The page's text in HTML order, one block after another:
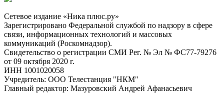
Сетевое издание «Ника плюс.ру»
Зарегистрировано Федеральной службой по надзору в сфере
связи, информационных технологий и массовых
коммуникаций (Роскомнадзор).
Свидетельство о регистрации СМИ Рег. № Эл № ФС77-79276
от 09 октября 2020 г.
ИНН 1001020058
Учредитель: ООО Телестанция "НКМ"
Главный редактор: Мазуровский Андрей Афанасьевич